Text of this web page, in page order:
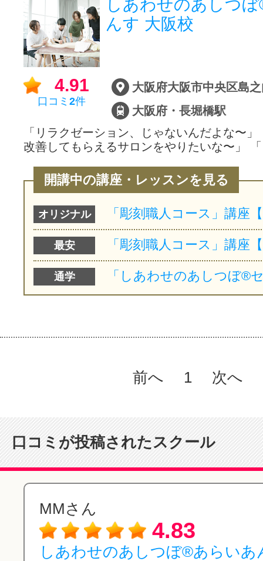
しあわせのあしつ
んす 大阪校
4.91
口コミ 2件
大阪府・長堀橋駅
「リラクゼーション、じゃないんだよな〜
改善してもらえるサロンをやりたいな〜」
開講中の講座・レッスンを見る
オリジナル
最安
通学
前へ 1 次へ
口コミが投稿されたスクール
MMさん
4.83
しあわせのあしつぼ®︎あらい